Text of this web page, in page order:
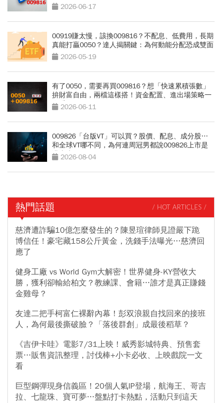
2026-06-17
00919賺太慢，該換009816？不配息、低費用，長期
真能打贏0050？達人揭關鍵：為何動能分配恐成雙面
刃 2026-05-19
有了0050，需要再買009816？想「快速累積張數」
拚財富自由，兩檔這樣搭！資金配置、進出場策略一
次看2026-06-11
009826「台版VT」可以買？股價、配息、成分股…
和全球VT哪不同，為何連周冠男都說009826上市是
邁大步？
2026-08-04
熱門話題 / HOT ARTICLES /
慈濟遭詐騙10億怎麼發生的？陳昱瑄律師見證嚴下跪
博信任！豪宅藏158公斤黃金，洗錢手法曝光…慈濟回
應了
健身工廠 vs World Gym大解密！世界健身-KY營收大
勝，獲利卻輸給柏文？教練課、會籍…誰才是真正賺錢
金雞母？
友達二把手柯富仁裸辭內幕！彭双浪親自找回來的接班
人，為何最後撕破臉？「落後群創」成最後稻草？
《吉伊卡哇》電影7/31上映！威秀影城特典、預售套
票…販售資訊整理，討伐棒+小卡必收、上映戲院一文
看
巨型鋼彈現身信義區！20個人氣IP登場，航海王、哥吉
拉、七龍珠、寶可夢…盤點打卡熱點，活動只到這天